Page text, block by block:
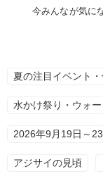
今みんなが気に
夏の注目イベント
水かけ祭り・ウォ
2026年9月19日～
アジサイの見頃